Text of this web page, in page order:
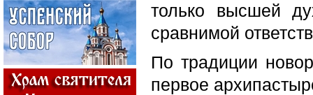
только высшей
сравнимой
По традиции
первое